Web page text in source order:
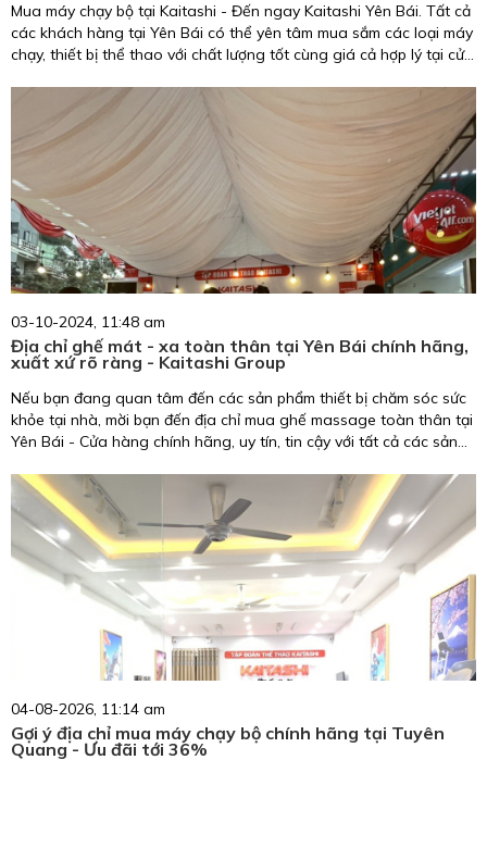
Mua máy chạy bộ tại Kaitashi - Đến ngay Kaitashi Yên Bái. Tất cả
các khách hàng tại Yên Bái có thể yên tâm mua sắm các loại máy
chạy, thiết bị thể thao với chất lượng tốt cùng giá cả hợp lý tại cửa
Biên Tp Yên Bái hoặc gọi trực tiếp Hotline: 0943.741.123 -
0522.17.5555 để được tư vấn và đặt lịch hẹn đến cửa hàng.
03-10-2024, 11:48 am
Địa chỉ ghế mát - xa toàn thân tại Yên Bái chính hãng,
xuất xứ rõ ràng - Kaitashi Group
Nếu bạn đang quan tâm đến các sản phẩm thiết bị chăm sóc sức
khỏe tại nhà, mời bạn đến địa chỉ mua ghế massage toàn thân tại
Yên Bái - Cửa hàng chính hãng, uy tín, tin cậy với tất cả các sản
624 Đường Điện Biên Tp Yên Bái hoặc gọi trực tiếp Hotline:
0943.741.123 - 0522.17.5555 để được tư vấn và đặt lịch hẹn đến
cửa hàng.
04-08-2026, 11:14 am
Gợi ý địa chỉ mua máy chạy bộ chính hãng tại Tuyên
Quang - Ưu đãi tới 36%